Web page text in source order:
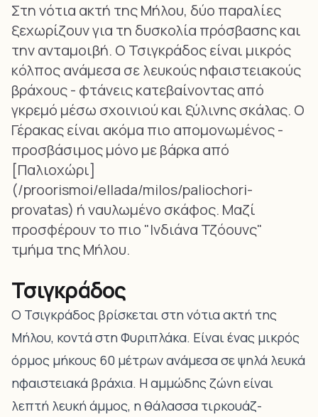
Στη νότια ακτή της Μήλου, δύο παραλίες
ξεχωρίζουν για τη δυσκολία πρόσβασης και
την ανταμοιβή. Ο Τσιγκράδος είναι μικρός
κόλπος ανάμεσα σε λευκούς ηφαιστειακούς
βράχους - φτάνεις κατεβαίνοντας από
γκρεμό μέσω σχοινιού και ξύλινης σκάλας. Ο
Γέρακας είναι ακόμα πιο απομονωμένος -
προσβάσιμος μόνο με βάρκα από
[Παλιοχώρι]
(/proorismoi/ellada/milos/paliochori-
provatas) ή ναυλωμένο σκάφος. Μαζί
προσφέρουν το πιο "Ινδιάνα Τζόουνς"
τμήμα της Μήλου.
Τσιγκράδος
Ο Τσιγκράδος βρίσκεται στη νότια ακτή της
Μήλου, κοντά στη Φυριπλάκα. Είναι ένας μικρός
όρμος μήκους 60 μέτρων ανάμεσα σε ψηλά λευκά
ηφαιστειακά βράχια. Η αμμώδης ζώνη είναι
λεπτή λευκή άμμος, η θάλασσα τιρκουάζ-